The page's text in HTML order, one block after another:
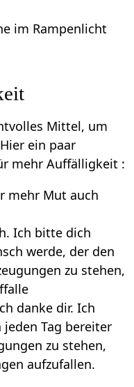
im Rampenlicht
Mittel, um
ein paar
mehr Auffälligkeit :
mehr Mut auch
Ich bitte dich
werde, der den
zu stehen,
danke dir. Ich
jeden Tag bereiter
zu stehen,
aufzufallen.